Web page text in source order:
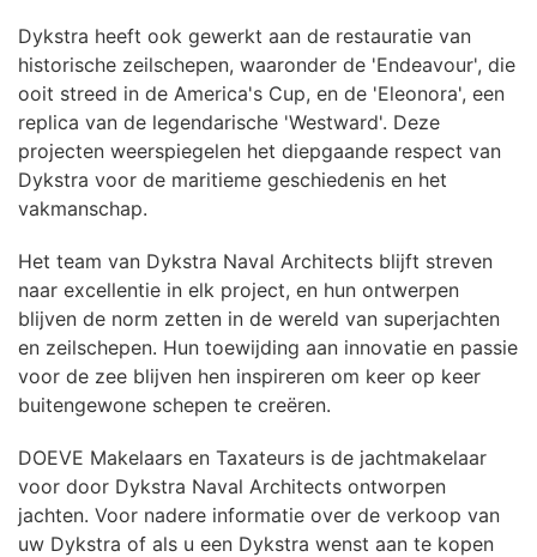
Dykstra heeft ook gewerkt aan de restauratie van
historische zeilschepen, waaronder de 'Endeavour', die
ooit streed in de America's Cup, en de 'Eleonora', een
replica van de legendarische 'Westward'. Deze
projecten weerspiegelen het diepgaande respect van
Dykstra voor de maritieme geschiedenis en het
vakmanschap.
Het team van Dykstra Naval Architects blijft streven
naar excellentie in elk project, en hun ontwerpen
blijven de norm zetten in de wereld van superjachten
en zeilschepen. Hun toewijding aan innovatie en passie
voor de zee blijven hen inspireren om keer op keer
buitengewone schepen te creëren.
DOEVE Makelaars en Taxateurs is de jachtmakelaar
voor door Dykstra Naval Architects ontworpen
jachten. Voor nadere informatie over de verkoop van
uw Dykstra of als u een Dykstra wenst aan te kopen